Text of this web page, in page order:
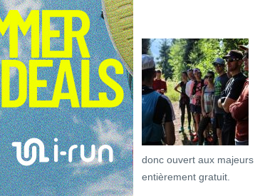
donc ouvert aux
entièrement gratuit.